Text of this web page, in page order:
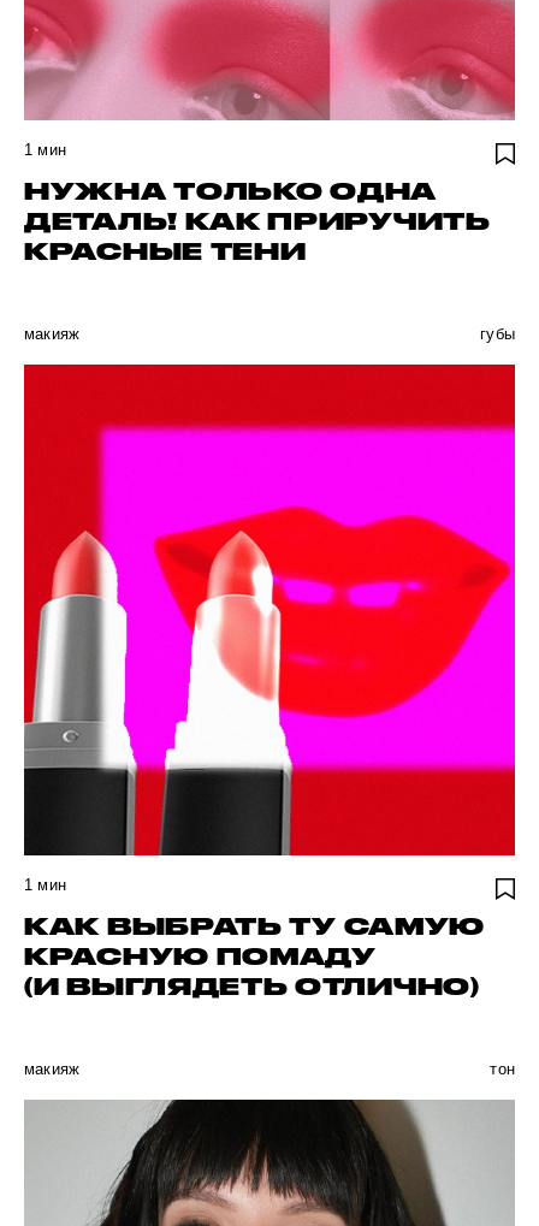
1 мин
НУЖНА ТОЛЬКО ОДНА
ДЕТАЛЬ! КАК ПРИРУЧИТЬ
КРАСНЫЕ ТЕНИ
макияж губы
1 мин
КАК ВЫБРАТЬ ТУ САМУЮ
КРАСНУЮ ПОМАДУ
(И ВЫГЛЯДЕТЬ ОТЛИЧНО)
макияж тон